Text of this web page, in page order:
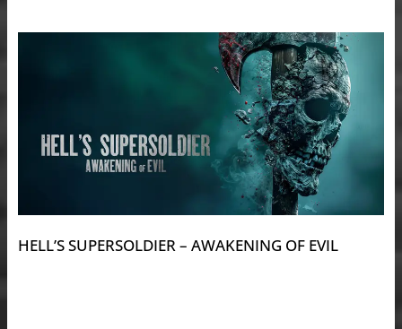
HELL’S SUPERSOLDIER – AWAKENING OF EVIL